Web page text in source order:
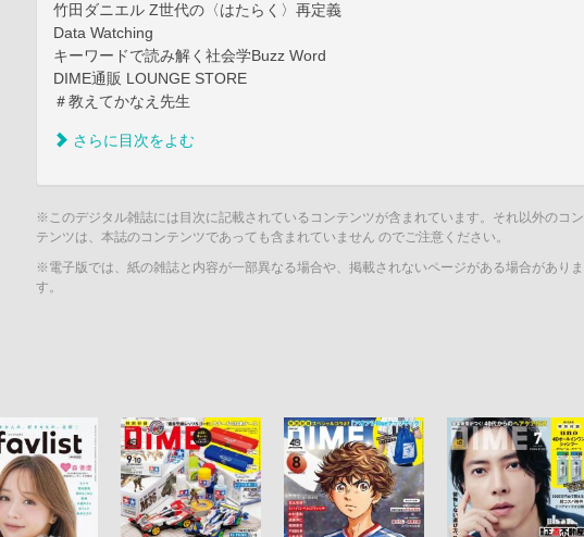
竹田ダニエル Z世代の〈はたらく〉再定義
Data Watching
キーワードで読み解く社会学Buzz Word
DIME通販 LOUNGE STORE
＃教えてかなえ先生
さらに目次をよむ
※このデジタル雑誌には目次に記載されているコンテンツが含まれています。それ以外のコン
テンツは、本誌のコンテンツであっても含まれていません のでご注意ください。
※電子版では、紙の雑誌と内容が一部異なる場合や、掲載されないページがある場合がありま
す。